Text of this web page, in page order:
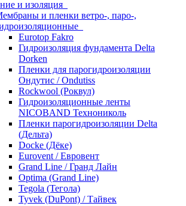
и изоляция
и пленки ветро-, паро-,
Eurotop Fakro
Гидроизоляция фундамента Delta
Dorken
Пленки для парогидроизоляции
Ондутис / Ondutiss
Rockwool (Роквул)
Гидроизоляционные ленты
NICOBAND Технониколь
Пленки парогидроизоляции Delta
(Дельта)
Docke (Дёке)
Eurovent / Евровент
Grand Line / Гранд Лайн
Optima (Grand Line)
Tegola (Тегола)
Tyvek (DuPont) / Тайвек